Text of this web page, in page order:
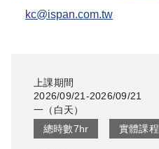
kc@ispan.com.tw
上課期間
2026/09/21-2026/09/21
一 （ 白天）
總時數7hr 實體課程